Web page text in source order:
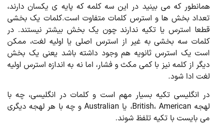
که می بینید در این سه کلمه که پایه ی یکسان دارند،
بخش ها و استرس کلمات متفاوت است.کلمات یک بخشی
استرس یا تکیه ندارند چون یک بخش بیشتر نیستند. در
سه بخشی به غیر از استرس اصلی یا اولیه لغت، ممکن
یک استرس ثانویه هم وجود داشته باشد یعنی یک بخش
از کلمه نیز با کمی مکث و فشار، اما نه به اندازه استرس اولیه
ادا شود.
انگلیسی تکیه بسیار مهم است و کلمات در انگلیسی، چه با
لهجه British، American، یا Australian و چه با هر لهجه دیگری
بایست با تکیه تلفظ شوند.